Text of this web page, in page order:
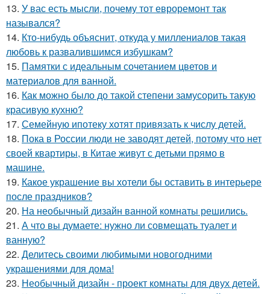
13. У вас есть мысли, почему тот евроремонт так
назывался?
14. Кто-нибудь объяснит, откуда у миллениалов такая
любовь к развалившимся избушкам?
15. Памятки с идеальным сочетанием цветов и
материалов для ванной.
16. Как можно было до такой степени замусорить такую
красивую кухню?
17. Семейную ипотеку хотят привязать к числу детей.
18. Пока в России люди не заводят детей, потому что нет
своей квартиры, в Китае живут с детьми прямо в
машине.
19. Какое украшение вы хотели бы оставить в интерьере
после праздников?
20. На необычный дизайн ванной комнаты решились.
21. А что вы думаете: нужно ли совмещать туалет и
ванную?
22. Делитесь своими любимыми новогодними
украшениями для дома!
23. Необычный дизайн - проект комнаты для двух детей.